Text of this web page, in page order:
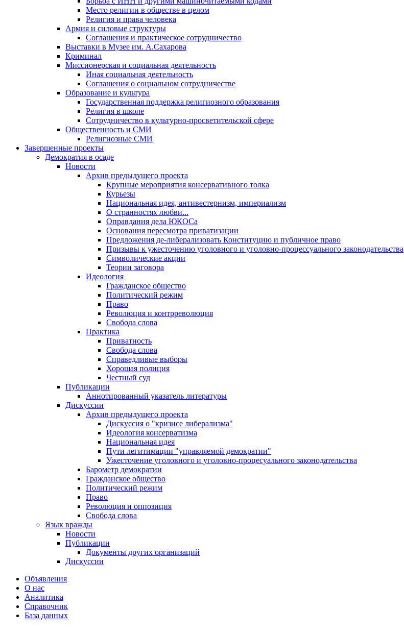
Место религии в обществе в целом
Религия и права человека
Армия и силовые структуры
Соглашения и практическое сотрудничество
Выставки в Музее им. А.Сахарова
Криминал
Миссионерская и социальная деятельность
Иная социальная деятельность
Соглашения о социальном сотрудничестве
Образование и культура
Государственная поддержка религиозного образования
Религия в школе
Сотрудничество в культурно-просветительской сфере
Общественность и СМИ
Религиозные СМИ
Завершенные проекты
Демократия в осаде
Новости
Архив предыдущего проекта
Крупные мероприятия консервативного толка
Курьезы
Национальная идея, антивестернизм, империализм
О странностях любви...
Оправдания дела ЮКОСа
Основания пересмотра приватизации
Предложения де-либерализовать Конституцию и публичное право
Призывы к ужесточению уголовного и уголовно-процессуального законодательства
Символические акции
Теории заговора
Идеология
Гражданское общество
Политический режим
Право
Революция и контрреволюция
Свобода слова
Практика
Приватность
Свобода слова
Справедливые выборы
Хорошая полиция
Честный суд
Публикации
Аннотированный указатель литературы
Дискуссии
Архив предыдущего проекта
Дискуссия о "кризисе либерализма"
Идеология консерватизма
Национальная идея
Пути легитимации "управляемой демократии"
Ужесточение уголовного и уголовно-процесуального законодательства
Барометр демократии
Гражданское общество
Политический режим
Право
Революция и оппозиция
Свобода слова
Язык вражды
Новости
Публикации
Документы других организаций
Дискуссии
Объявления
О нас
Аналитика
Справочник
База данных